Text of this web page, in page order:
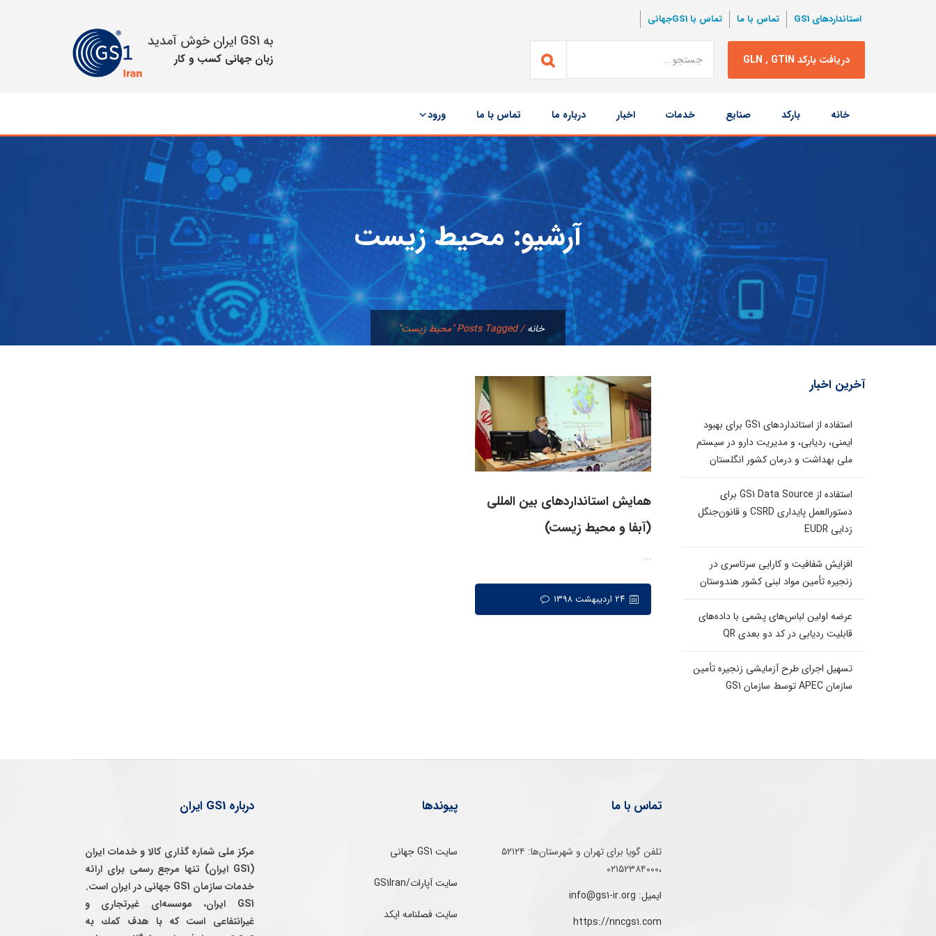
به GS1 ایران خوش آمدید
زبان جهانی كسب و كار
استانداردهای GS1 تماس با ما تماس با GS1جهانی
دریافت بارکد GLN , GTIN
نتبجه
جستجو
محتوا
خانه بارکد صنایع خدمات اخبار درباره ما تماس با ما ورود
آرشیو: محیط زیست
خانه/Posts Tagged "محیط زیست"
همایش استانداردهای بين المللی
(آبفا و محیط زیست)
...
آخرین اخبار
استفاده از استانداردهای GS1 برای بهبود
ایمنی، ردیابی، و مدیریت دارو در سیستم
ملی بهداشت و درمان کشور انگلستان
استفاده از GS1 Data Source برای
دستورالعمل پایداری CSRD و قانون‌جنگل
زدایی EUDR
افزایش شفافیت و کارایی سرتاسری در
زنجیره تأمین مواد لبنی کشور هندوستان
عرضه اولین لباس‌های پشمی با داده‌های
قابلیت ردیابی در کد دو بعدی QR
تسهیل اجرای طرح آزمایشی زنجیره تأمین
سازمان APEC توسط سازمان GS1
درباره GS1 ایران
مرکز ملی شماره گذاری کالا و خدمات ایران
(GS1 ایران) تنها مرجع رسمی برای ارائه
خدمات سازمان GS1 جهانی در ایران است.
GS1 ایران، موسسه‌ای غيرتجاری و
غيرانتفاعی است كه با هدف كمك به
پیوندها
سایت GS1 جهانی
سایت آپارات/GS1Iran
سایت فصلنامه ایکد
تماس با ما
تلفن‌ گویا برای‌ تهران‌‌ و‌ شهرستان‌ها:‌ ۵۲۱۲۴
،۰۲۱۵۲۳۸۴۰۰۰
ایمیل: info@gs1-ir.org
https://nncgs1.com